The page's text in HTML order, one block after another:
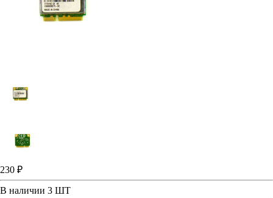
230 ₽
В наличии 3 ШТ